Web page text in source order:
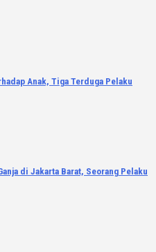
Anak, Tiga Terduga Pelaku
di Jakarta Barat, Seorang Pelaku